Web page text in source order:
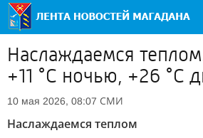
Наслаждаемся
+11 °C ночью, +26 °C
10 мая 2026, 08:07 СМИ
Наслаждаемся теплом